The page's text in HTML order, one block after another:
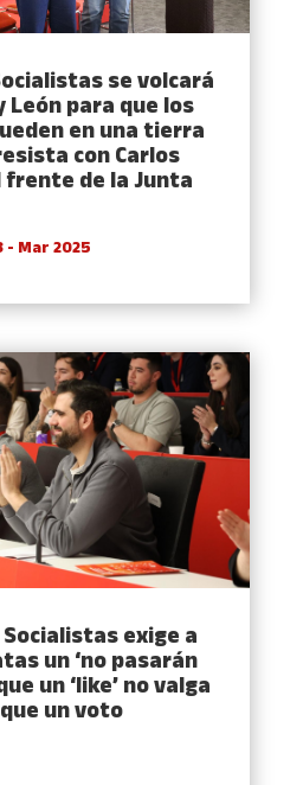
se volcará
León para que los
en una tierra
con Carlos
de la Junta
- Mar 2025
exige a
un ‘no pasarán
un ‘like’ no valga
un voto